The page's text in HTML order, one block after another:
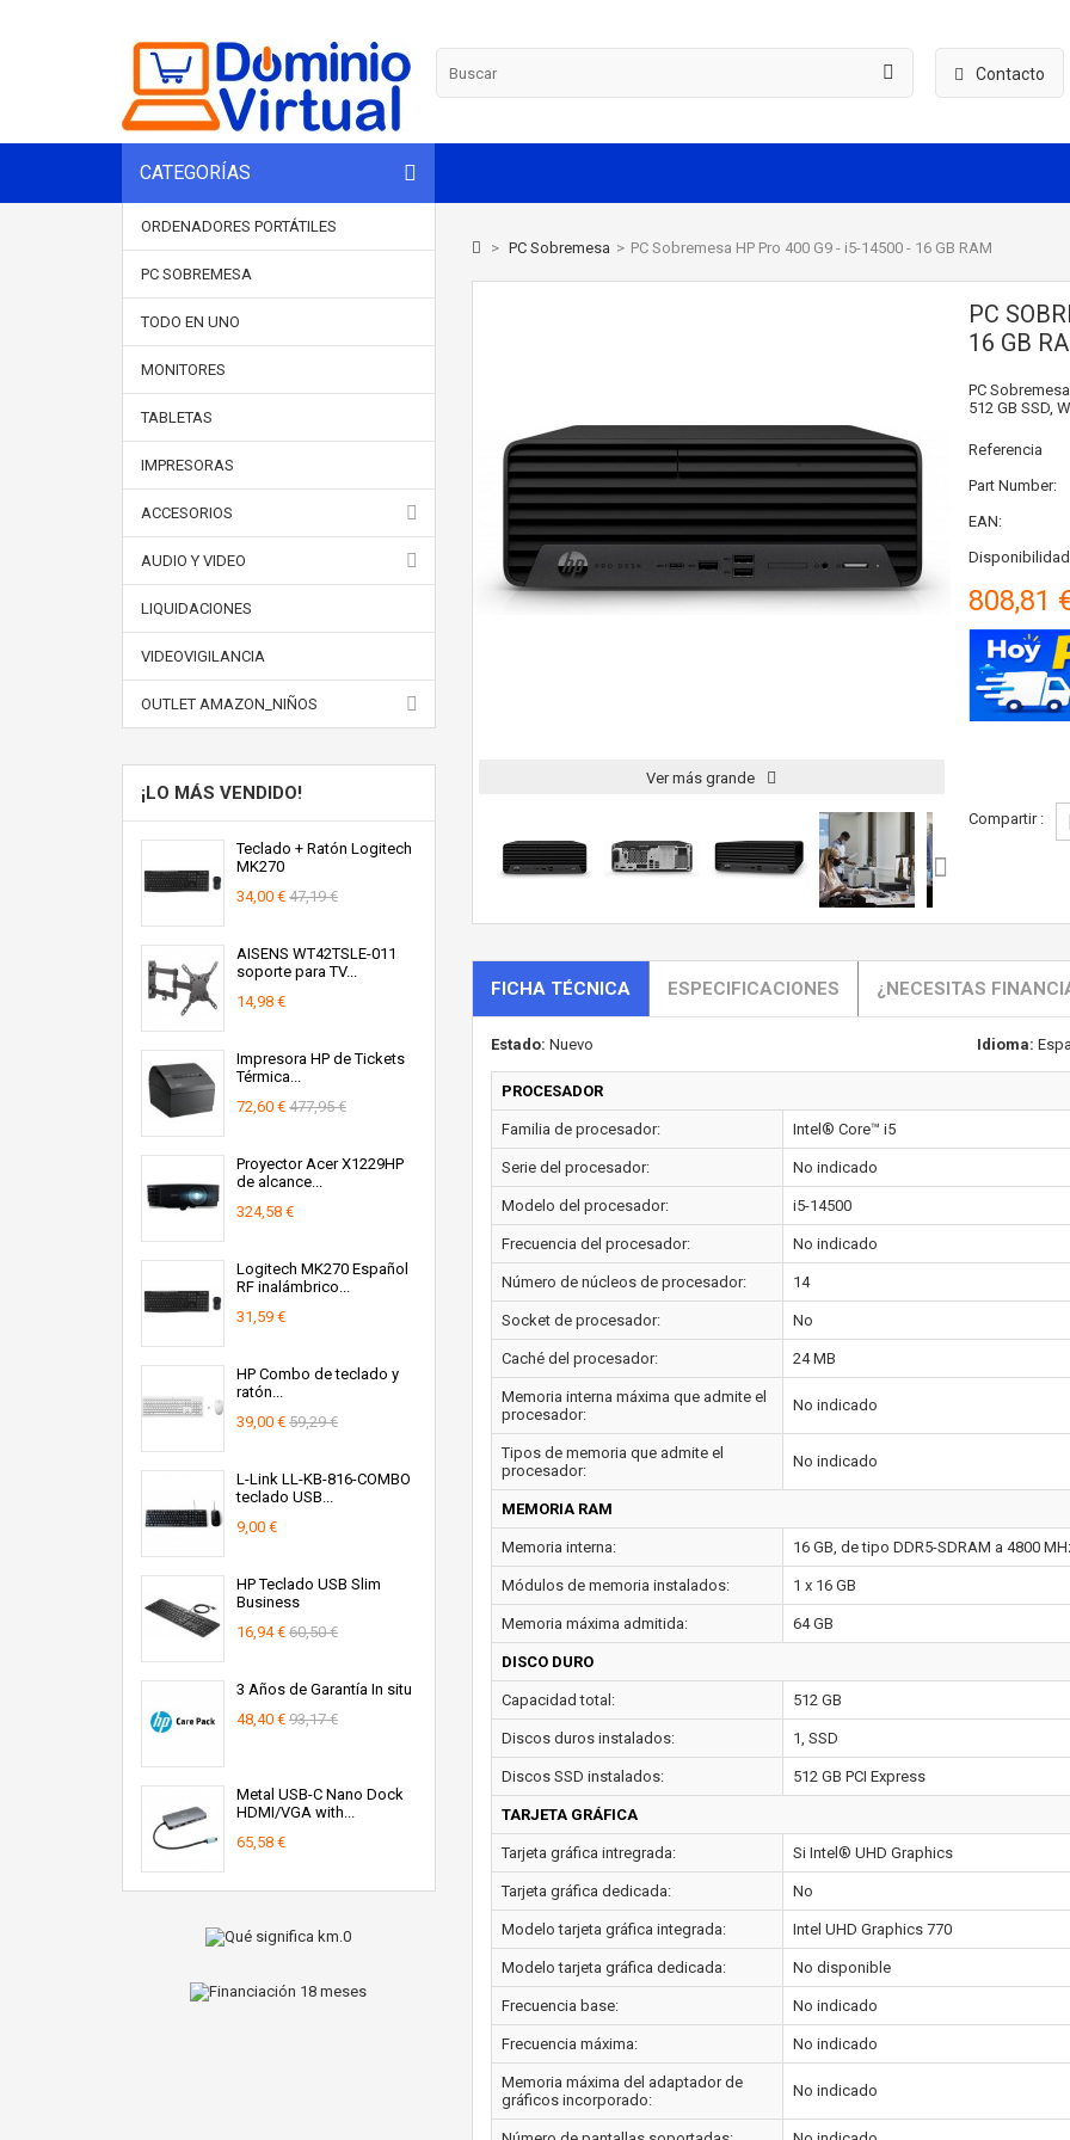
Contacto
CATEGORÍAS
ORDENADORES PORTÁTILES
PC SOBREMESA
TODO EN UNO
MONITORES
TABLETAS
IMPRESORAS
ACCESORIOS
AUDIO Y VIDEO
LIQUIDACIONES
VIDEOVIGILANCIA
OUTLET AMAZON_NIÑOS
¡LO MÁS VENDIDO!
Teclado + Ratón Logitech
MK270
34,00 € 47,19 €
AISENS WT42TSLE-011
soporte para TV...
14,98 €
Impresora HP de Tickets
Térmica...
72,60 € 477,95 €
Proyector Acer X1229HP
de alcance...
324,58 €
Logitech MK270 Español
RF inalámbrico...
31,59 €
HP Combo de teclado y
ratón...
39,00 € 59,29 €
L-Link LL-KB-816-COMBO
teclado USB...
9,00 €
HP Teclado USB Slim
Business
16,94 € 60,50 €
3 Años de Garantía In situ
48,40 € 93,17 €
Metal USB-C Nano Dock
HDMI/VGA with...
65,58 €
> PC Sobremesa > PC Sobremesa HP Pro 400 G9 - i5-14500 - 16 GB RAM
Ver más grande
PC
16 GB
PC
512 GB SSD,
Referencia
Part Number:
EAN:
808,81
Compartir :
FICHA TÉCNICA ESPECIFICACIONES ¿NECESITAS
Estado: Nuevo Idioma:
PROCESADOR
Familia de procesador: Intel® Core™ i5
Serie del procesador: No indicado
Modelo del procesador: i5-14500
Frecuencia del procesador: No indicado
Número de núcleos de procesador: 14
Socket de procesador: No
Caché del procesador: 24 MB
Memoria interna máxima que admite el
procesador:
No indicado
Tipos de memoria que admite el
procesador:
No indicado
MEMORIA RAM
Memoria interna: 16 GB, de tipo DDR5-SDRAM a 4800
Módulos de memoria instalados: 1 x 16 GB
Memoria máxima admitida: 64 GB
DISCO DURO
Capacidad total: 512 GB
Discos duros instalados: 1, SSD
Discos SSD instalados: 512 GB PCI Express
TARJETA GRÁFICA
Tarjeta gráfica intregrada: Si Intel® UHD Graphics
Tarjeta gráfica dedicada: No
Modelo tarjeta gráfica integrada: Intel UHD Graphics 770
Modelo tarjeta gráfica dedicada: No disponible
Frecuencia base: No indicado
Frecuencia máxima: No indicado
Memoria máxima del adaptador de
gráficos incorporado:
No indicado